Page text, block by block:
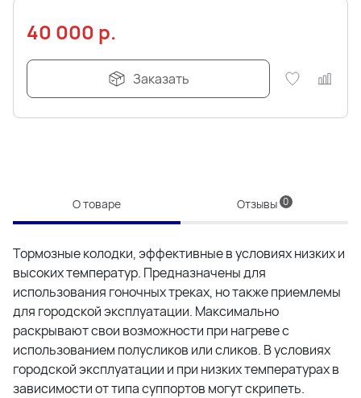
40 000 р.
Заказать
О товаре Отзывы 0
Тормозные колодки, эффективные в условиях низких и
высоких температур. Предназначены для
использования гоночных треках, но также приемлемы
для городской эксплуатации. Максимально
раскрывают свои возможности при нагреве с
использованием полусликов или сликов. В условиях
городской эксплуатации и при низких температурах в
зависимости от типа суппортов могут скрипеть.